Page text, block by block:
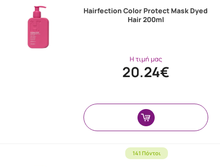
Hairfection Color Protect Mask Dyed
Hair 200ml
Η τιμή μας
20.24€
141 Πόντοι